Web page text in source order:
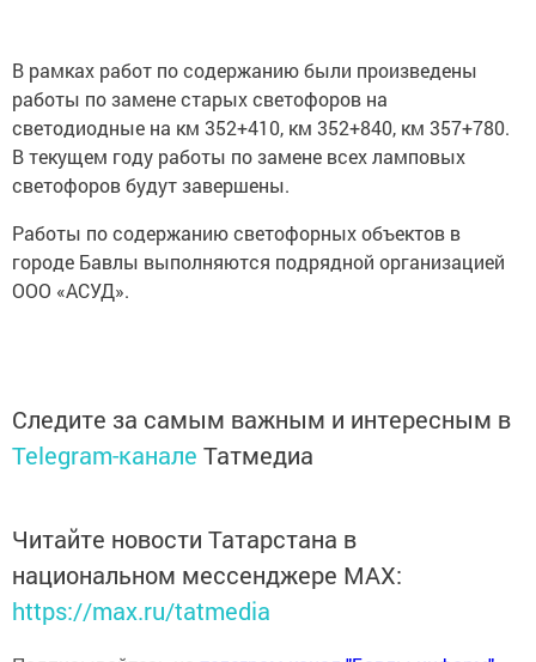
В рамках работ по содержанию были произведены
работы по замене старых светофоров на
светодиодные на км 352+410, км 352+840, км 357+780.
В текущем году работы по замене всех ламповых
светофоров будут завершены.
Работы по содержанию светофорных объектов в
городе Бавлы выполняются подрядной организацией
ООО «АСУД».
Следите за самым важным и интересным в
Telegram-канале Татмедиа
Читайте новости Татарстана в
национальном мессенджере MАХ:
https://max.ru/tatmedia